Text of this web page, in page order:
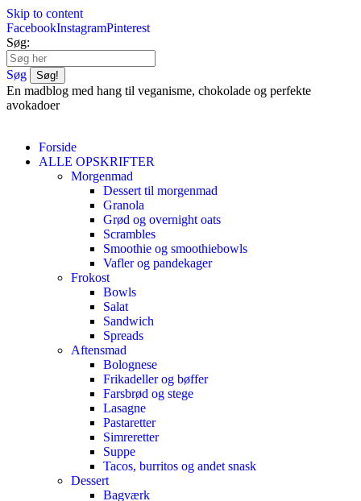
Skip to content
FacebookInstagramPinterest
Søg:
Søg
En madblog med hang til veganisme, chokolade og perfekte
avokadoer
Forside
ALLE OPSKRIFTER
Morgenmad
Dessert til morgenmad
Granola
Grød og overnight oats
Scrambles
Smoothie og smoothiebowls
Vafler og pandekager
Frokost
Bowls
Salat
Sandwich
Spreads
Aftensmad
Bolognese
Frikadeller og bøffer
Farsbrød og stege
Lasagne
Pastaretter
Simreretter
Suppe
Tacos, burritos og andet snask
Dessert
Bagværk